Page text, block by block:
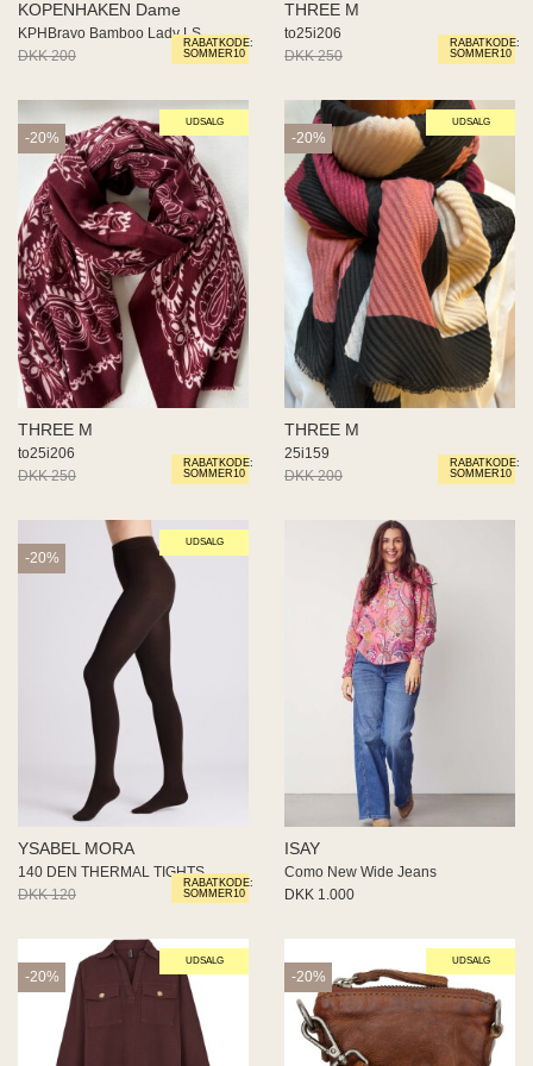
RABATKODE:
SOMMER10
KOPENHAKEN Dame
KPHBravo Bamboo Lady LS
DKK 200
DKK 100
RABATKODE:
SOMMER10
THREE M
to25i206
DKK 250
DKK 200
UDSALG
RABATKODE:
SOMMER10
-20%
THREE M
to25i206
DKK 250
DKK 200
UDSALG
RABATKODE:
SOMMER10
-20%
THREE M
25i159
DKK 200
DKK 160
UDSALG
RABATKODE:
SOMMER10
-20%
YSABEL MORA
140 DEN THERMAL TIGHTS
DKK 120
DKK 96
ISAY
Como New Wide Jeans
DKK 1.000
UDSALG
-20%
UDSALG
-20%